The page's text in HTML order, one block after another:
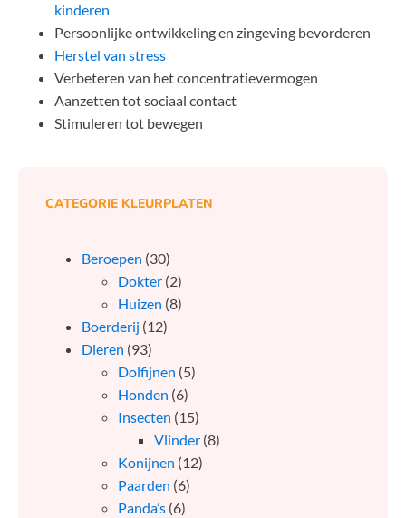
kinderen
Persoonlijke ontwikkeling en zingeving bevorderen
Herstel van stress
Verbeteren van het concentratievermogen
Aanzetten tot sociaal contact
Stimuleren tot bewegen
CATEGORIE KLEURPLATEN
Beroepen (30)
Dokter (2)
Huizen (8)
Boerderij (12)
Dieren (93)
Dolfijnen (5)
Honden (6)
Insecten (15)
Vlinder (8)
Konijnen (12)
Paarden (6)
Panda’s (6)